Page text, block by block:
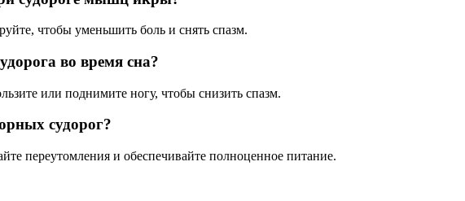
чтобы уменьшить боль и снять спазм.
во время сна?
или поднимите ногу, чтобы снизить спазм.
судорог?
переутомления и обеспечивайте полноценное питание.